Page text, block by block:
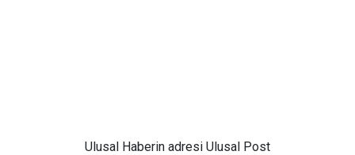
Ulusal Haberin adresi Ulusal Post